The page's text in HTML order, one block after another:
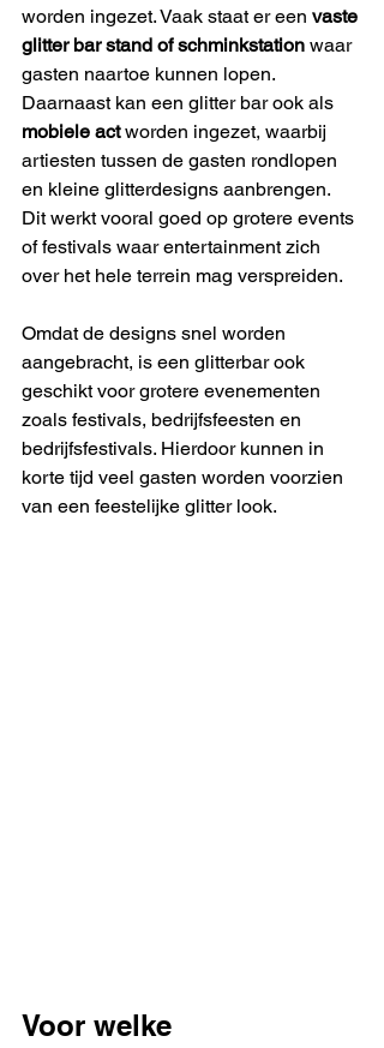
worden ingezet. Vaak staat er een vaste
glitter bar stand of schminkstation waar
gasten naartoe kunnen lopen.
Daarnaast kan een glitter bar ook als
mobiele act worden ingezet, waarbij
artiesten tussen de gasten rondlopen
en kleine glitterdesigns aanbrengen.
Dit werkt vooral goed op grotere events
of festivals waar entertainment zich
over het hele terrein mag verspreiden.
Omdat de designs snel worden
aangebracht, is een glitterbar ook
geschikt voor grotere evenementen
zoals festivals, bedrijfsfeesten en
bedrijfsfestivals. Hierdoor kunnen in
korte tijd veel gasten worden voorzien
van een feestelijke glitter look.
Voor welke